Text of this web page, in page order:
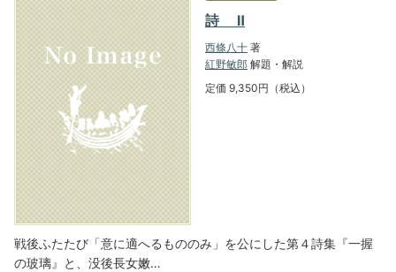
詩 Ⅱ
西條八十 著
紅野敏郎 解題・解説
定価 9,350円（税込）
戦後ふたたび「意に適へるもののみ」を公にした第４詩集『一握
の玻璃』と、没後長女嫩…